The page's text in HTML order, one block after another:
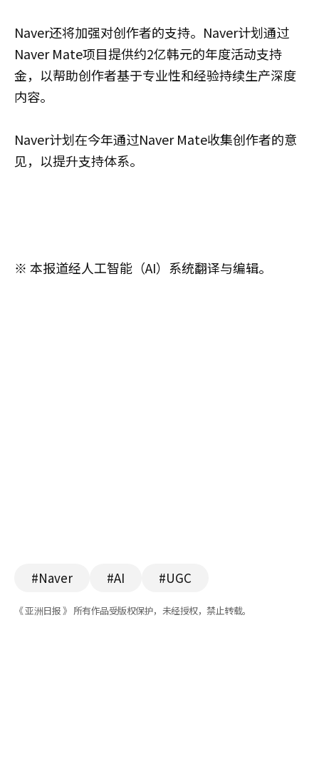
Naver还将加强对创作者的支持。Naver计划通过
Naver Mate项目提供约2亿韩元的年度活动支持
金，以帮助创作者基于专业性和经验持续生产深度
内容。
Naver计划在今年通过Naver Mate收集创作者的意
见，以提升支持体系。
※ 本报道经人工智能（AI）系统翻译与编辑。
#Naver #AI #UGC
《 亚洲日报 》 所有作品受版权保护，未经授权，禁止转载。